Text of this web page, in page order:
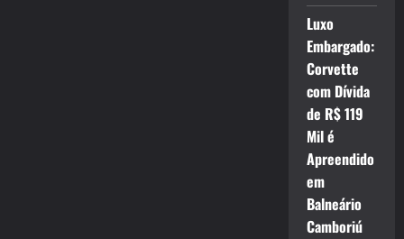
Luxo
Embargado:
Corvette
com Dívida
de R$ 119
Mil é
Apreendido
em
Balneário
Camboriú